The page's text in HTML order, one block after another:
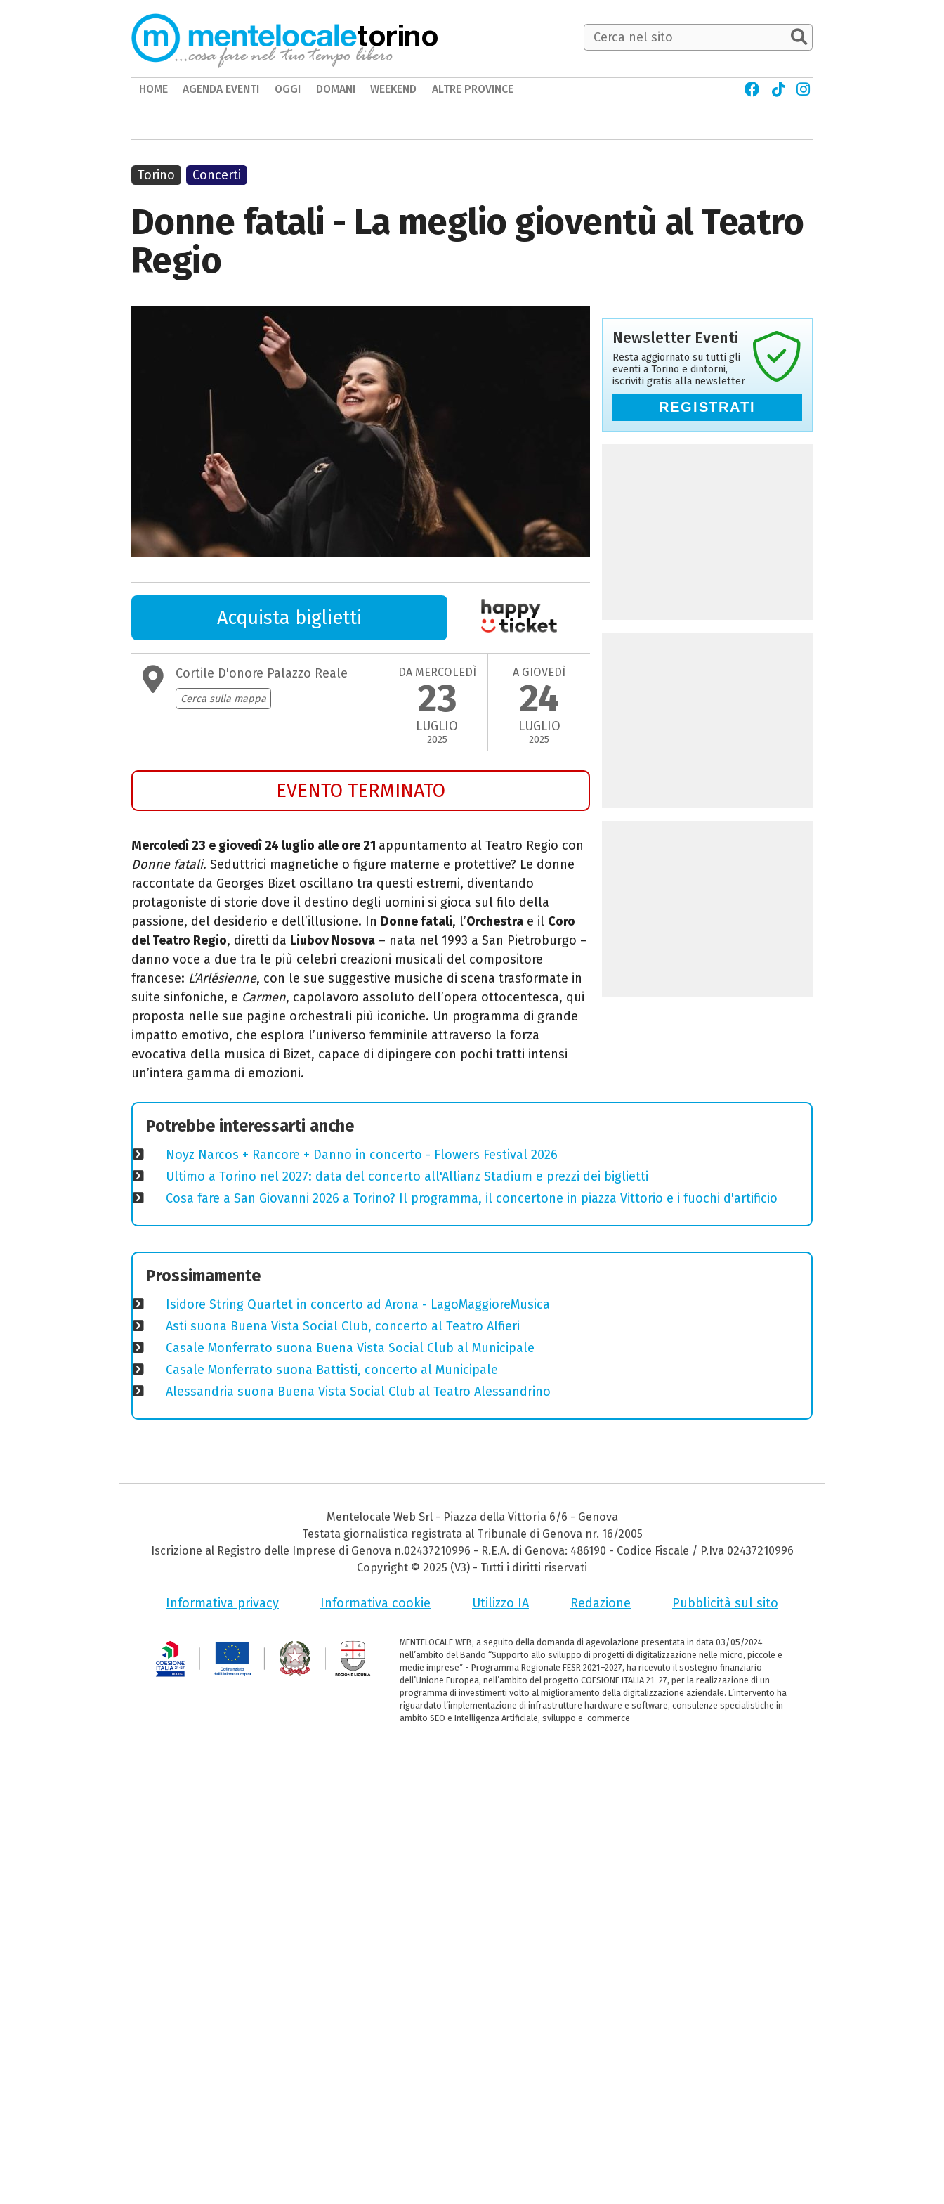
Donne fatali - La meglio gioventù al Teatro
Regio
Acquista biglietti
Cortile D'onore Palazzo Reale
Cerca sulla mappa
DA MERCOLEDÌ
23
LUGLIO
2025
A GIOVEDÌ
24
LUGLIO
2025
EVENTO TERMINATO
Mercoledì 23 e giovedì 24 luglio alle ore 21 appuntamento al Teatro Regio con
Donne fatali. Seduttrici magnetiche o figure materne e protettive? Le donne
raccontate da Georges Bizet oscillano tra questi estremi, diventando
protagoniste di storie dove il destino degli uomini si gioca sul filo della
passione, del desiderio e dell’illusione. In Donne fatali, l’Orchestra e il Coro
del Teatro Regio, diretti da Liubov Nosova – nata nel 1993 a San Pietroburgo –
danno voce a due tra le più celebri creazioni musicali del compositore
francese: L’Arlésienne, con le sue suggestive musiche di scena trasformate in
suite sinfoniche, e Carmen, capolavoro assoluto dell’opera ottocentesca, qui
proposta nelle sue pagine orchestrali più iconiche. Un programma di grande
impatto emotivo, che esplora l’universo femminile attraverso la forza
evocativa della musica di Bizet, capace di dipingere con pochi tratti intensi
un’intera gamma di emozioni.
Torino Concerti
Newsletter Eventi
Resta aggiornato su tutti gli
eventi a Torino e dintorni,
iscriviti gratis alla newsletter
REGISTRATI
Potrebbe interessarti anche
Noyz Narcos + Rancore + Danno in concerto - Flowers Festival 2026
Ultimo a Torino nel 2027: data del concerto all'Allianz Stadium e prezzi dei biglietti
Cosa fare a San Giovanni 2026 a Torino? Il programma, il concertone in piazza Vittorio e i fuochi d'artificio
Prossimamente
Isidore String Quartet in concerto ad Arona - LagoMaggioreMusica
Asti suona Buena Vista Social Club, concerto al Teatro Alfieri
Casale Monferrato suona Buena Vista Social Club al Municipale
Casale Monferrato suona Battisti, concerto al Municipale
Alessandria suona Buena Vista Social Club al Teatro Alessandrino
torino
HOME AGENDA EVENTI OGGI DOMANI WEEKEND ALTRE PROVINCE
Mentelocale Web Srl - Piazza della Vittoria 6/6 - Genova
Testata giornalistica registrata al Tribunale di Genova nr. 16/2005
Iscrizione al Registro delle Imprese di Genova n.02437210996 - R.E.A. di Genova: 486190 - Codice Fiscale / P.Iva 02437210996
Copyright © 2025 (V3) - Tutti i diritti riservati
Informativa privacy Informativa cookie Utilizzo IA Redazione Pubblicità sul sito
MENTELOCALE WEB, a seguito della domanda di agevolazione presentata in data 03/05/2024
nell’ambito del Bando “Supporto allo sviluppo di progetti di digitalizzazione nelle micro, piccole e
medie imprese” - Programma Regionale FESR 2021–2027, ha ricevuto il sostegno finanziario
dell’Unione Europea, nell’ambito del progetto COESIONE ITALIA 21–27, per la realizzazione di un
programma di investimenti volto al miglioramento della digitalizzazione aziendale. L’intervento ha
riguardato l’implementazione di infrastrutture hardware e software, consulenze specialistiche in
ambito SEO e Intelligenza Artificiale, sviluppo e-commerce